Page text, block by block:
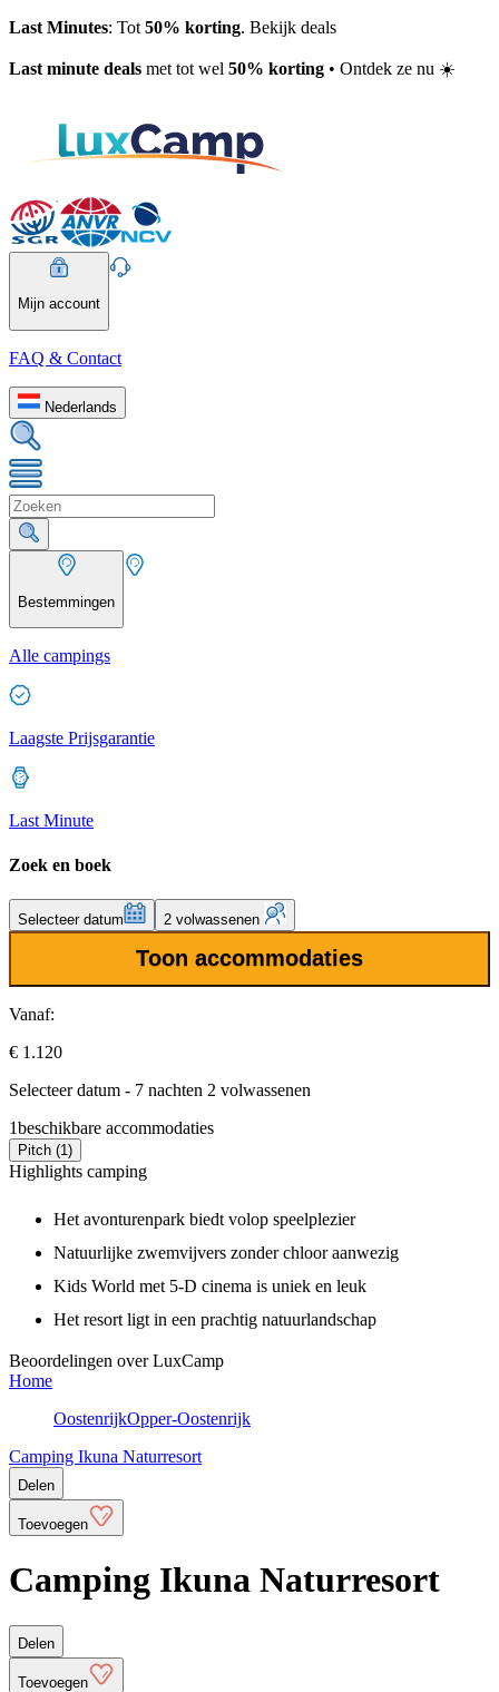
Last Minutes: Tot 50% korting. Bekijk deals
Last minute deals met tot wel 50% korting • Ontdek ze nu ☀️
Mijn account
FAQ & Contact
Nederlands
Bestemmingen
Alle campings
Laagste Prijsgarantie
Last Minute
Zoek en boek
Selecteer datum 2 volwassenen
Toon accommodaties
Vanaf:
€ 1.120
Selecteer datum - 7 nachten 2 volwassenen
1beschikbare accommodaties
Pitch (1)
Highlights camping
Het avonturenpark biedt volop speelplezier
Natuurlijke zwemvijvers zonder chloor aanwezig
Kids World met 5-D cinema is uniek en leuk
Het resort ligt in een prachtig natuurlandschap
Beoordelingen over LuxCamp
Home
OostenrijkOpper-Oostenrijk
Camping Ikuna Naturresort
Delen
Toevoegen
Camping Ikuna Naturresort
Delen
Toevoegen